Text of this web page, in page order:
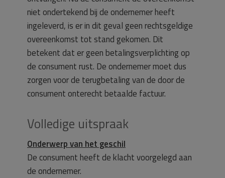
niet ondertekend bij de ondernemer heeft
ingeleverd, is er in dit geval geen rechtsgeldige
overeenkomst tot stand gekomen. Dit
betekent dat er geen betalingsverplichting op
de consument rust. De ondernemer moet dus
zorgen voor de terugbetaling van de door de
consument onterecht betaalde factuur.
Volledige uitspraak
Onderwerp van het geschil
De consument heeft de klacht voorgelegd aan
de ondernemer.